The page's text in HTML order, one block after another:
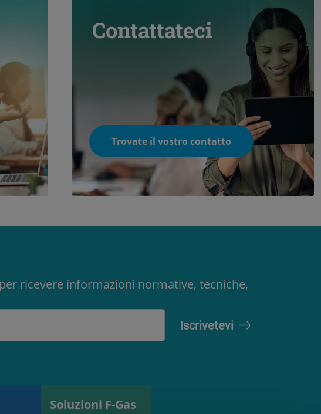
Contattateci
Trovate il vostro contatto
ricevere informazioni normative, tecniche,
Soluzioni F-Gas